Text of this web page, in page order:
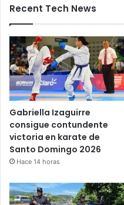
Recent Tech News
Gabriella Izaguirre
consigue contundente
victoria en karate de
Santo Domingo 2026
Hace 14 horas